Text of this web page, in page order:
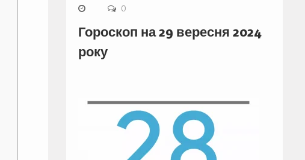
0
Гороскоп на 29 вересня 2024
року